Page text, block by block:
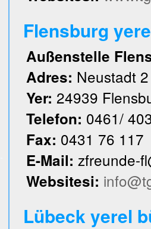
Flensburg
Außenstelle
Adres: Neustadt 2
Yer: 24939
Telefon: 0461/
Fax: 0431 76 117
E-Mail: zfreunde-
Websitesi:
Lübeck yerel